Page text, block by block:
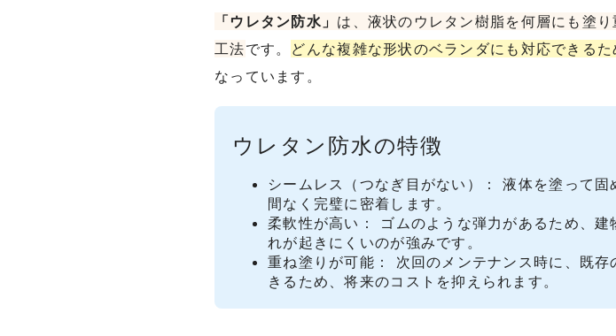
「ウレタン防水」 は、液状のウレタン樹脂を何層にも塗
工法です。 どんな複雑な形状のベランダにも対応できる
なっています。
ウレタン防水の特徴
シームレス（つなぎ目がない）： 液体を塗って
間なく完璧に密着します。
柔軟性が高い： ゴムのような弾力があるため、
れが起きにくいのが強みです。
重ね塗りが可能： 次回のメンテナンス時に、既
きるため、将来のコストを抑えられます。